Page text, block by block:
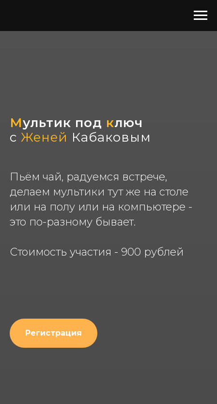
Мультик под ключ
с Женей Кабаковым
Пьём чай, радуемся встрече,
делаем мультики тут же на столе
или на полу или на компьютере -
это по-разному бывает.
Стоимость участия - 900 рублей
Регистрация